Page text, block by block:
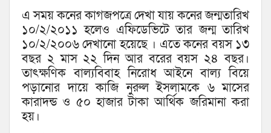
এ সময় কনের কাগজপত্রে দেখা যায় কনের জন্মতারিখ
১০/২/২০১১ হলেও এফিডেভিটে তার জন্ম তারিখ
১০/২/২০০৬ দেখানো হয়েছে । এতে কনের বয়স ১৩
বছর ২ মাস ২২ দিন আর বরের বয়স ২৪ বছর।
তাৎক্ষণিক বাল্যবিবাহ নিরোধ আইনে বাল্য বিয়ে
পড়ানোর দায়ে কাজি নুরুল ইসলামকে ৬ মাসের
কারাদন্ড ও ৫০ হাজার টাকা আর্থিক জরিমানা করা
হয়।